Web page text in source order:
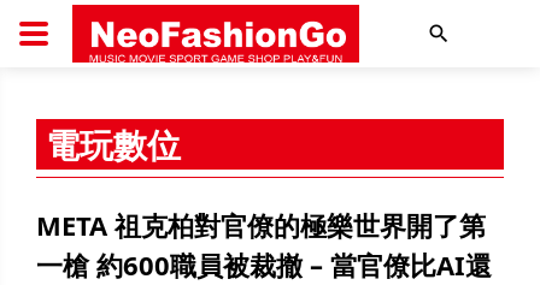
搜尋
電玩數位
META 祖克柏對官僚的極樂世界開了第
一槍 約600職員被裁撤 – 當官僚比AI還